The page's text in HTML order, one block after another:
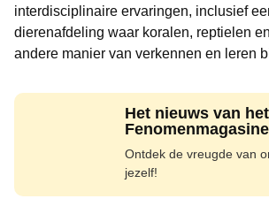
interdisciplinaire ervaringen, inclusief
dierenafdeling waar koralen, reptielen
andere manier van verkennen en leren
Het nieuws van
Ontdek de vreugde van
jezelf!